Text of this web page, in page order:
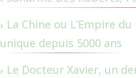
La Chine ou L’Empire
unique depuis 5000 ans
Le Docteur Xavier, un